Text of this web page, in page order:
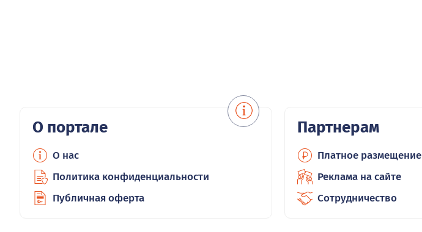
О портале
О нас
Политика конфиденциальности
Публичная оферта
Партнерам
Платное размещение
Реклама на сайте
Сотрудничество